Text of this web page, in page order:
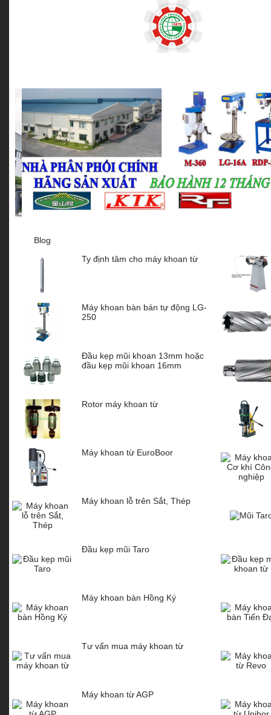
Blog
Ty định tâm cho máy khoan từ
Máy khoan bàn bán tự động LG-
250
Đầu kẹp mũi khoan 13mm hoặc
đầu kẹp mũi khoan 16mm
Rotor máy khoan từ
Máy khoan từ EuroBoor
Máy khoan lỗ trên Sắt, Thép
Đầu kẹp mũi Taro
Máy khoan bàn Hồng Ký
Tư vấn mua máy khoan từ
Máy khoan từ AGP